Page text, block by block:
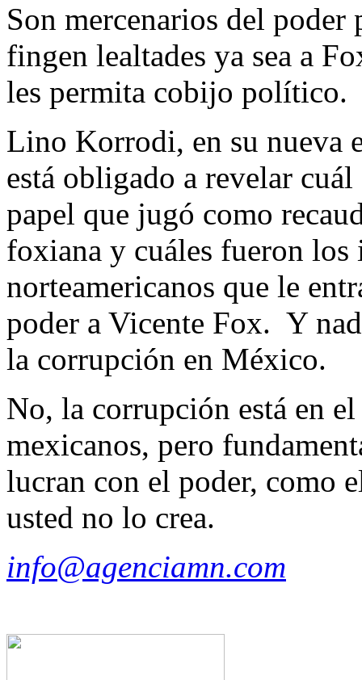
Son mercenarios del
fingen lealtades ya sea a
les permita cobijo político.
Lino Korrodi, en su nueva
está obligado a revelar
papel que jugó como
foxiana y cuáles fueron los
norteamericanos que le
poder a Vicente Fox. Y
la corrupción en México.
No, la corrupción está en
mexicanos, pero
lucran con el poder, como
usted no lo crea.
info@agenciamn.com